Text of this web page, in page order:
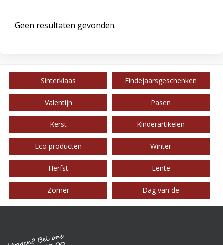
Geen resultaten gevonden.
Sinterklaas Eindejaarsgeschenken
Valentijn Pasen
Kerst Kinderartikelen
Eco producten Winter
Herfst Lente
Zomer Dag van de